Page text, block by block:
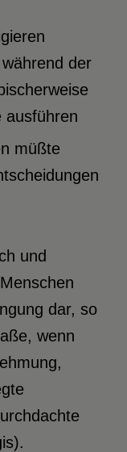
der
ausführen
müßte
und
dar, so
wenn